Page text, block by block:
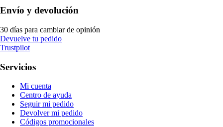
Envío y devolución
30 días para cambiar de opinión
Devuelve tu pedido
Trustpilot
Servicios
Mi cuenta
Centro de ayuda
Seguir mi pedido
Devolver mi pedido
Códigos promocionales